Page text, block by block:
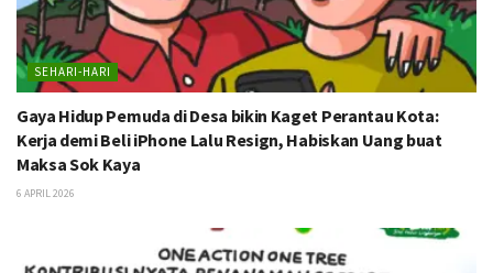
SEHARI-HARI
Gaya Hidup Pemuda di Desa bikin Kaget Perantau Kota:
Kerja demi Beli iPhone Lalu Resign, Habiskan Uang buat
Maksa Sok Kaya
6 APRIL 2026